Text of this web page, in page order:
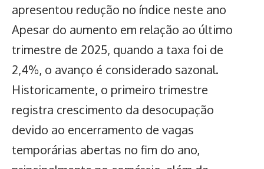
apresentou redução no índice neste ano
Apesar do aumento em relação ao último
trimestre de 2025, quando a taxa foi de
2,4%, o avanço é considerado sazonal.
Historicamente, o primeiro trimestre
registra crescimento da desocupação
devido ao encerramento de vagas
temporárias abertas no fim do ano,